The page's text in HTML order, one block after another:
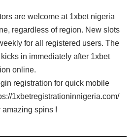
are welcome at 1xbet nigeria
regardless of region. New slots
for all registered users. The
in immediately after 1xbet
online.
registration for quick mobile
1xbetregistrationinnigeria.com/
amazing spins !